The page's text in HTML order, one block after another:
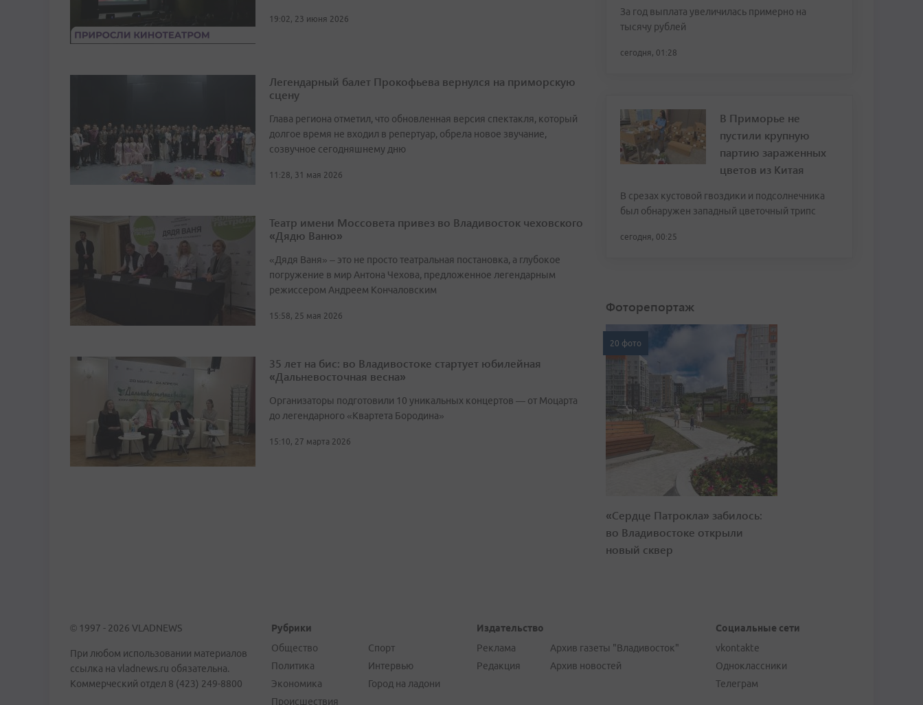
19:02, 23 июня 2026
Легендарный балет Прокофьева вернулся на приморскую
сцену
Глава региона отметил, что обновленная версия спектакля, который
долгое время не входил в репертуар, обрела новое звучание,
созвучное сегодняшнему дню
11:28, 31 мая 2026
Театр имени Моссовета привез во Владивосток чеховского
«Дядю Ваню»
«Дядя Ваня» – это не просто театральная постановка, а глубокое
погружение в мир Антона Чехова, предложенное легендарным
режиссером Андреем Кончаловским
15:58, 25 мая 2026
35 лет на бис: во Владивостоке стартует юбилейная
«Дальневосточная весна»
Организаторы подготовили 10 уникальных концертов — от Моцарта
до легендарного «Квартета Бородина»
15:10, 27 марта 2026
За год выплата увеличилась примерно на
тысячу рублей
сегодня, 01:28
В Приморье не
пустили крупную
партию зараженных
цветов из Китая
В срезах кустовой гвоздики и подсолнечника
был обнаружен западный цветочный трипс
сегодня, 00:25
Фоторепортаж
20 фото
«Сердце Патрокла» забилось:
во Владивостоке открыли
новый сквер
© 1997 - 2026 VLADNEWS
При любом использовании материалов
ссылка на vladnews.ru обязательна.
Коммерческий отдел 8 (423) 249-8800
Рубрики
Общество
Политика
Экономика
Происшествия
Спорт
Интервью
Город на ладони
Издательство
Реклама
Редакция
Архив газеты "Владивосток"
Архив новостей
Социальные сети
vkontakte
Одноклассники
Телеграм